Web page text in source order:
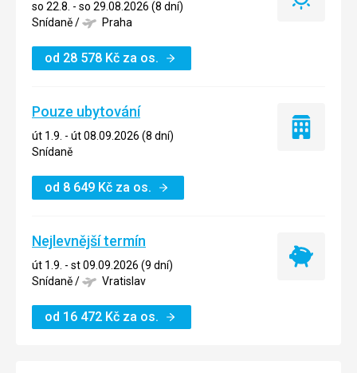
so 22.8. - so 29.08.2026 (8 dní)
Snídaně/ Praha
od 28 578 Kč za os.
Léto
Pouze ubytování
út 1.9. - út 08.09.2026 (8 dní)
Snídaně
od 8 649 Kč za os.
Pouze
Nejlevnější termín
út 1.9. - st 09.09.2026 (9 dní)
Snídaně/ Vratislav
od 16 472 Kč za os.
Nejlevnější